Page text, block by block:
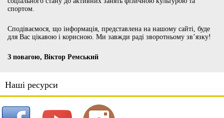
спортом.
Сподіваємося, що інформація, представлена на нашому сайті, буде
для Вас цікавою і корисною. Ми завжди раді зворотньому зв’язку!
З повагою, Віктор Ремський
Наші ресурси